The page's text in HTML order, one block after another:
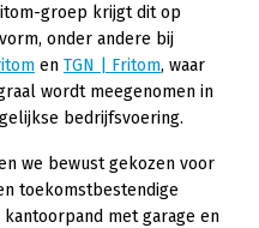
groep krijgt dit op
onder andere bij
en TGN | Fritom, waar
wordt meegenomen in
bedrijfsvoering.
we bewust gekozen voor
toekomstbestendige
met garage en